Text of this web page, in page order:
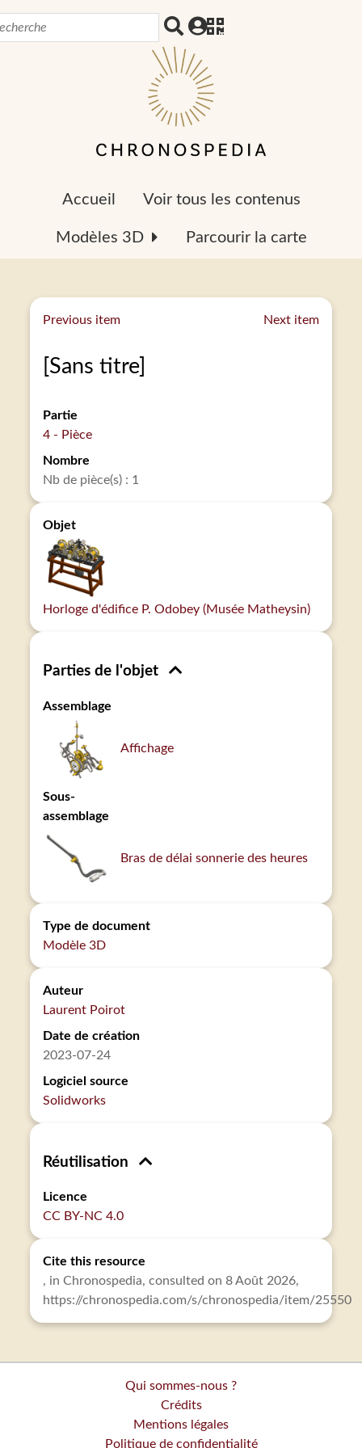
Accueil Voir tous les contenus
Modèles 3D Parcourir la carte
Previous item Next item
[Sans titre]
Partie
4 - Pièce
Nombre
Nb de pièce(s) : 1
Objet
Horloge d'édifice P. Odobey (Musée Matheysin)
Parties de l'objet
Assemblage
Affichage
Sous-
assemblage
Bras de délai sonnerie des heures
Type de document
Modèle 3D
Auteur
Laurent Poirot
Date de création
2023-07-24
Logiciel source
Solidworks
Réutilisation
Licence
CC BY-NC 4.0
Cite this resource
, in Chronospedia, consulted on 8 Août 2026,
https://chronospedia.com/s/chronospedia/item/25550
Qui sommes-nous ?
Crédits
Mentions légales
Politique de confidentialité